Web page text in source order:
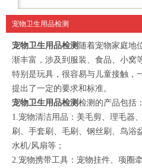
宠物卫生用品检测
宠物卫生用品检测 随着宠物家庭地
渐丰富，涉及到服装、食品、小窝
特别是玩具，很容易与儿童接触，
提出了一定的要求和标准。
宠物卫生用品检测检测的产品包括：
1.宠物清洁用品：美毛剪、理毛器
刷、手套刷、毛刷、钢丝刷、鸟浴
水机/风扇等；
2.宠物携带工具：宠物挂件、项圈